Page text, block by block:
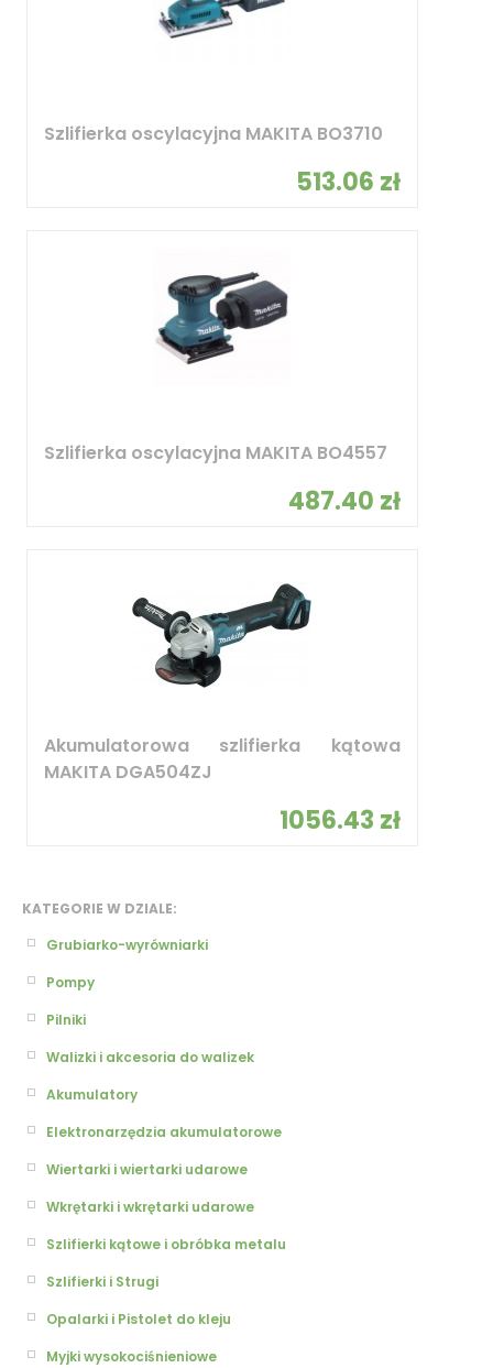
KATEGORIE W DZIALE:
Grubiarko-wyrówniarki
Pompy
Pilniki
Walizki i akcesoria do walizek
Akumulatory
Elektronarzędzia akumulatorowe
Wiertarki i wiertarki udarowe
Wkrętarki i wkrętarki udarowe
Szlifierki kątowe i obróbka metalu
Szlifierki i Strugi
Opalarki i Pistolet do kleju
Myjki wysokociśnieniowe
Szlifierka oscylacyjna MAKITA BO3710
513.06 zł
Szlifierka oscylacyjna MAKITA BO4557
487.40 zł
Akumulatorowa szlifierka kątowa
MAKITA DGA504ZJ
1056.43 zł